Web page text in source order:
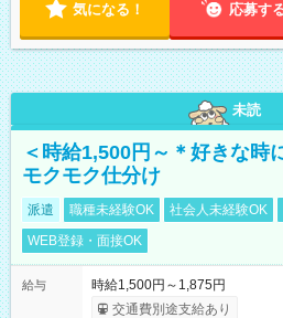
気になる！ 応募す
未読
＜時給1,500円～＊好きな時
モクモク仕分け
派遣 職種未経験OK 社会人未経験OK
WEB登録・面接OK
給与
時給1,500円～1,875円
交通費別途支給あり